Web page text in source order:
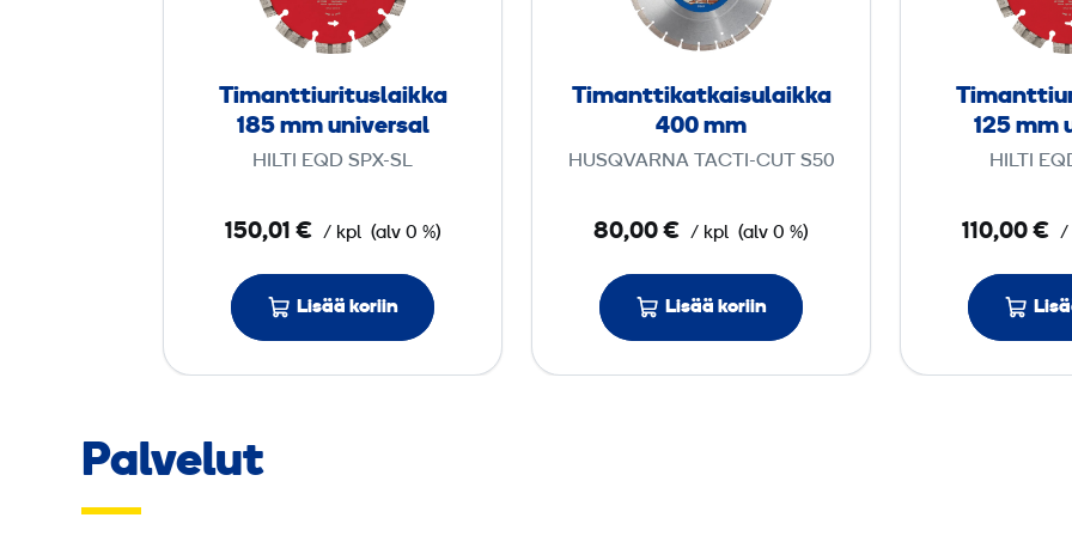
n
t
t
u
s
l
a
Timanttiurituslaikka
185 mm universal
HILTI EQD SPX-SL
150,01 € / kpl (alv 0 %)
Lisää koriin
n
t
k
a
i
s
u
Timanttikatkaisulaikka
400 mm
HUSQVARNA TACTI-CUT S50
80,00 € / kpl (alv 0 %)
Lisää koriin
l
125 mm
HILTI
110,00 € /
Palvelut